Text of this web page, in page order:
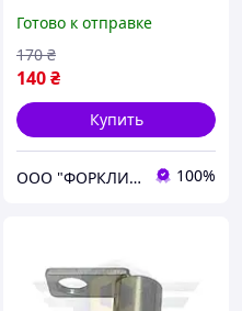
30/35AN № 91B4300700,
91B43-00700
Готово к отправке
140₴
170 ₴
Купить
ООО "ФОРКЛИФТ-СПЕЦТЕХ" 100%